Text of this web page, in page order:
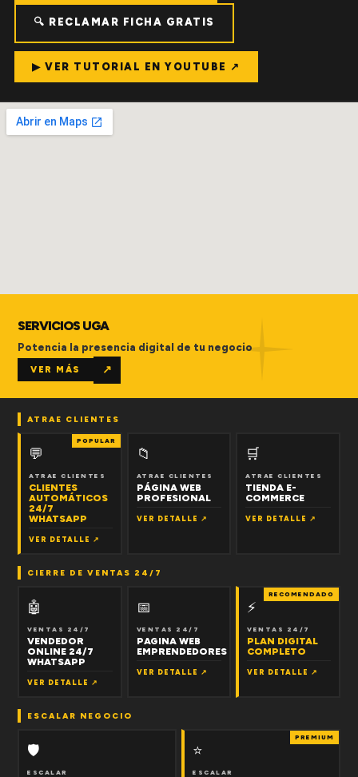
🔍 RECLAMAR FICHA GRATIS
▶ VER TUTORIAL EN YOUTUBE ↗
SERVICIOS UGA
Potencia la presencia digital de tu negocio
VER MÁS ↗
ATRAE CLIENTES
POPULAR
💬
ATRAE CLIENTES
CLIENTES
AUTOMÁTICOS
24/7
WHATSAPP
VER DETALLE ↗
📁
ATRAE CLIENTES
PÁGINA WEB
PROFESIONAL
VER DETALLE ↗
🛒
ATRAE CLIENTES
TIENDA E-
COMMERCE
VER DETALLE ↗
CIERRE DE VENTAS 24/7
🤖
VENTAS 24/7
VENDEDOR
ONLINE 24/7
WHATSAPP
VER DETALLE ↗
📅
VENTAS 24/7
PAGINA WEB
EMPRENDEDORES
VER DETALLE ↗
RECOMENDADO
⚡
VENTAS 24/7
PLAN DIGITAL
COMPLETO
VER DETALLE ↗
ESCALAR NEGOCIO
🛡
ESCALAR
PREMIUM
⭐
ESCALAR